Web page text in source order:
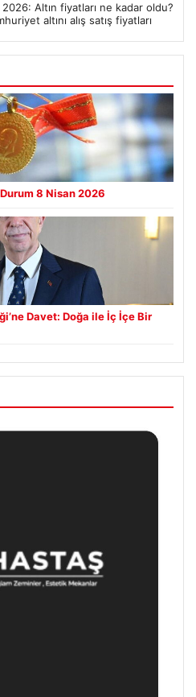
2026: Altın fiyatları ne kadar oldu?
altını alış satış fiyatları
8 Nisan 2026
Davet: Doğa ile İç İçe Bir